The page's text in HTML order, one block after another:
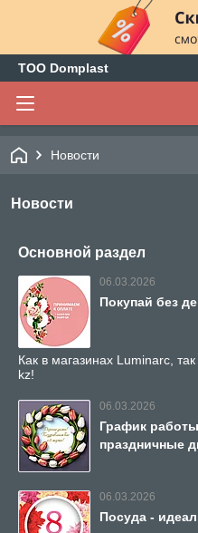
ТОО Domplast
Новости
Новости
Основной раздел
06.03.2026
Покупай без
Как в магазинах Luminarc,
kz!
06.03.2026
График
праздничные
06.03.2026
Посуда -